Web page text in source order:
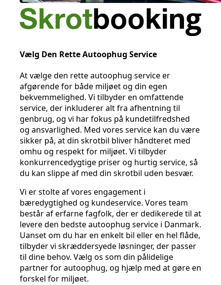
Vælg Den Rette Autoophug Service
At vælge den rette autoophug service er
afgørende for både miljøet og din egen
bekvemmelighed. Vi tilbyder en omfattende
service, der inkluderer alt fra afhentning til
genbrug, og vi har fokus på kundetilfredshed
og ansvarlighed. Med vores service kan du være
sikker på, at din skrotbil bliver håndteret med
omhu og respekt for miljøet. Vi tilbyder
konkurrencedygtige priser og hurtig service, så
du kan slippe af med din skrotbil uden besvær.
Vi er stolte af vores engagement i
bæredygtighed og kundeservice. Vores team
består af erfarne fagfolk, der er dedikerede til at
levere den bedste autoophug service i Danmark.
Uanset om du har en enkelt bil eller en hel flåde,
tilbyder vi skræddersyede løsninger, der passer
til dine behov. Vælg os som din pålidelige
partner for autoophug, og hjælp med at gøre en
forskel for miljøet.